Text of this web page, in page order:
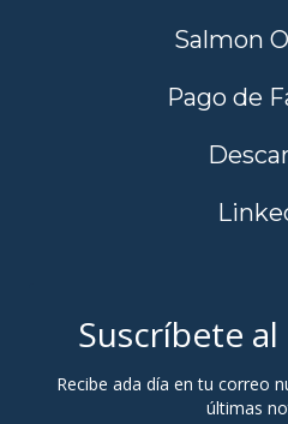
Salmon
Pago de
Suscríbete
Recibe ada día en tu correo
últimas